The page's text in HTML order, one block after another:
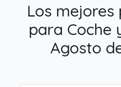
Los
para Coche
Agosto